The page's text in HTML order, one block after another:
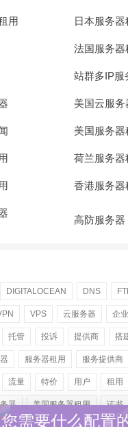
用 日本服务器
法国服务器
站群多IP服
美国云服务
美国服务器
荷兰服务器
香港服务器
高防服务器
DIGITALOCEAN DNS
VPS 云服务器 企
托管 投诉 提供商 搭
服务器租用 服务提供商
流量 特价 用户 租用
器 美国服务器租用 证书
您需要什么配置